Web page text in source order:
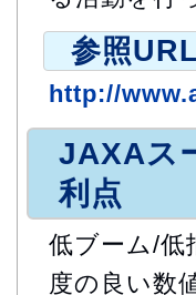
参照URL
http://
JAXAス
利点
低ブーム/低
度の良い数